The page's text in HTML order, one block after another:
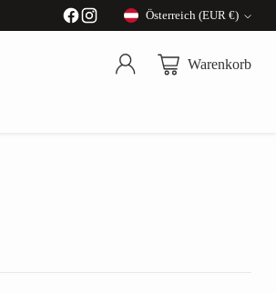
Währung
Österreich (EUR €)
Warenkorb